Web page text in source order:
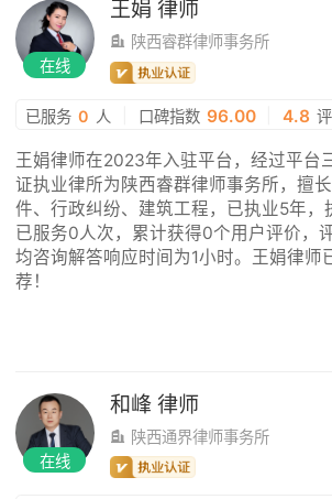
在线
王娟 律师
陕西睿群律师事务所
已服务 0 人 口碑指数 96.00 4.8
王娟律师在2023年入驻平台，经过平台
证执业律所为陕西睿群律师事务所，擅
件、行政纠纷、建筑工程，已执业5年，
已服务0人次，累计获得0个用户评价，
均咨询解答响应时间为1小时。王娟律师
荐！
在线
和峰 律师
陕西通界律师事务所